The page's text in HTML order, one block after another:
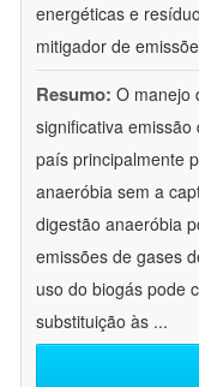
energéticas e
mitigador de
Resumo: O manejo
significativa
país principalmente
anaeróbia sem a
digestão anaeróbia
emissões de gases
uso do biogás pode
substituição às ...